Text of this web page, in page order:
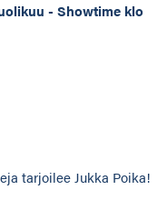
- Showtime klo
tarjoilee Jukka Poika!